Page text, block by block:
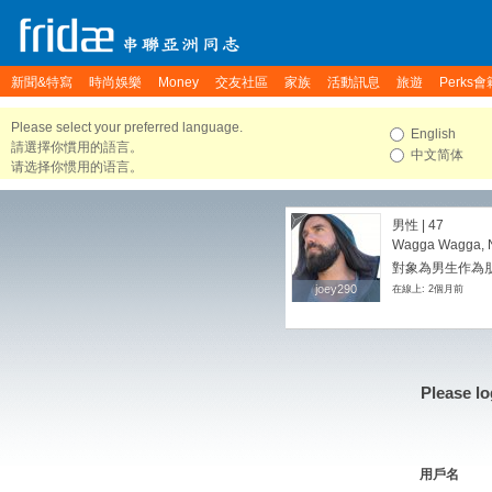
新聞&特寫 時尚娛樂 Money 交友社區 家族 活動訊息 旅遊 Perks會
Please select your preferred language.
請選擇你慣用的語言。
请选择你惯用的语言。
English
中文简体
joey290
joey290
男性 | 47
Wagga Wagga,
對象為男生作為
在線上: 2個月前
Please
用戶名